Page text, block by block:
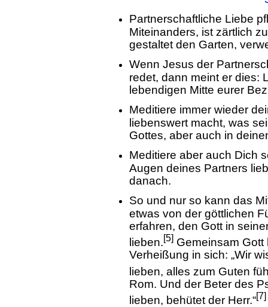
Partnerschaftliche Liebe
Miteinanders, ist zärtlich
gestaltet den Garten,
Wenn Jesus der
redet, dann meint er dies:
lebendigen Mitte eurer
Meditiere immer wieder
liebenswert macht, was
Gottes, aber auch in
Meditiere aber auch Dich
Augen deines Partners
danach.
So und nur so kann das
etwas von der göttlichen
erfahren, den Gott in
lieben.[5] Gemeinsam
Verheißung in sich: „Wir
lieben, alles zum Guten
Rom. Und der Beter des
lieben, behütet der Herr.“[7]